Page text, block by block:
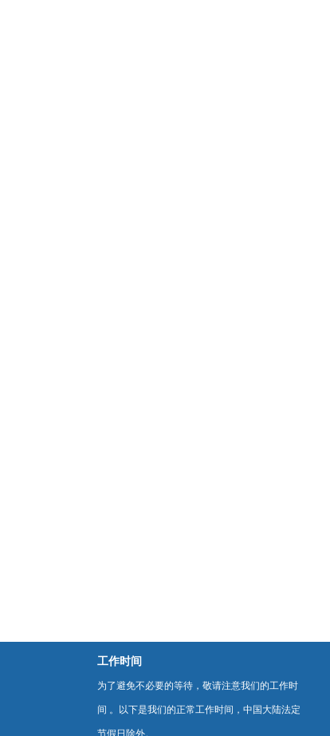
工作时间
为了避免不必要的等待，敬请注意我们的工作时
间 。以下是我们的正常工作时间，中国大陆法定
节假日除外。